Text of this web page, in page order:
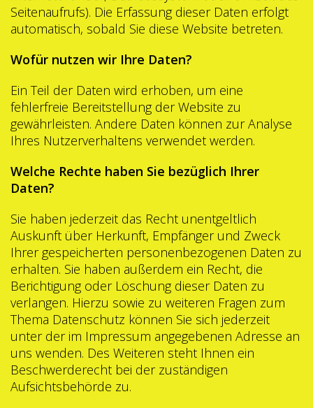
Seitenaufrufs). Die Erfassung dieser Daten erfolgt
automatisch, sobald Sie diese Website betreten.
Wofür nutzen wir Ihre Daten?
Ein Teil der Daten wird erhoben, um eine
fehlerfreie Bereitstellung der Website zu
gewährleisten. Andere Daten können zur Analyse
Ihres Nutzerverhaltens verwendet werden.
Welche Rechte haben Sie bezüglich Ihrer
Daten?
Sie haben jederzeit das Recht unentgeltlich
Auskunft über Herkunft, Empfänger und Zweck
Ihrer gespeicherten personenbezogenen Daten zu
erhalten. Sie haben außerdem ein Recht, die
Berichtigung oder Löschung dieser Daten zu
verlangen. Hierzu sowie zu weiteren Fragen zum
Thema Datenschutz können Sie sich jederzeit
unter der im Impressum angegebenen Adresse an
uns wenden. Des Weiteren steht Ihnen ein
Beschwerderecht bei der zuständigen
Aufsichtsbehörde zu.